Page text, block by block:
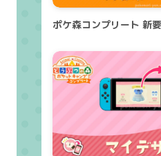
ポケ森コンプリート 新